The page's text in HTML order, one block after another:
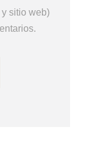
sitio web)